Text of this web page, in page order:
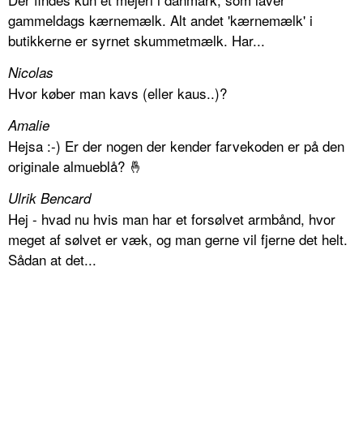
gammeldags kærnemælk. Alt andet 'kærnemælk' i
butikkerne er syrnet skummetmælk. Har...
Nicolas
Hvor køber man kavs (eller kaus..)?
Amalie
Hejsa :-) Er der nogen der kender farvekoden er på den
originale almueblå? 🤞
Ulrik Bencard
Hej - hvad nu hvis man har et forsølvet armbånd, hvor
meget af sølvet er væk, og man gerne vil fjerne det helt.
Sådan at det...